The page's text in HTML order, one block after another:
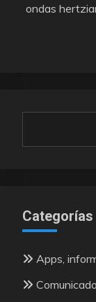
ondas
Categorías
Apps,